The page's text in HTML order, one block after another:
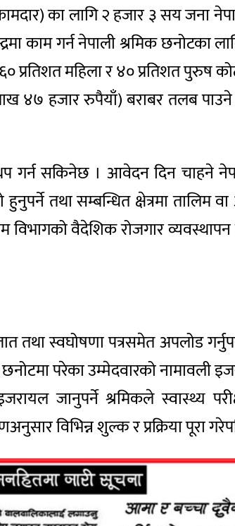
का लागि २ हजार ३ सय जना
काम गर्न नेपाली श्रमिक
महिला र ४० प्रतिशत पुरुष
४७ हजार रुपैयाँ) बराबर तलब
सकिनेछ । आवेदन दिन चाहने
तथा सम्बन्धित क्षेत्रमा
वैदेशिक रोजगार
तथा स्वघोषणा पत्रसमेत अपलोड
छनोटमा परेका उम्मेदवारको नामावली
जानुपर्ने श्रमिकले स्वास्थ्य
विभिन्न शुल्क र प्रक्रिया पूरा